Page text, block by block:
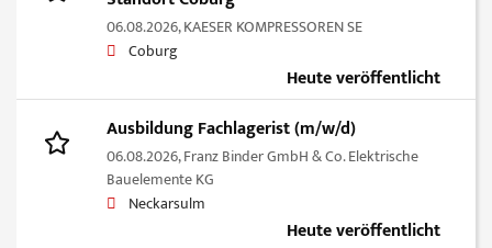
06.08.2026,KAESER KOMPRESSOREN SE
Coburg
Heute veröffentlicht
Ausbildung Fachlagerist (m/w/d)
06.08.2026,Franz Binder GmbH & Co. Elektrische
Bauelemente KG
Neckarsulm
Heute veröffentlicht